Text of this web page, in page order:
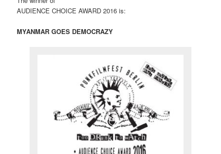
AUDIENCE CHOICE AWARD 2016 is:
MYANMAR GOES DEMOCRAZY